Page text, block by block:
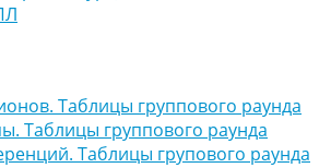
Таблицы группового раунда
Таблицы группового раунда
Таблицы групового раунда